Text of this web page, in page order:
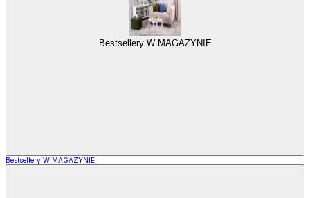
Bestsellery W MAGAZYNIE
Bestsellery W MAGAZYNIE